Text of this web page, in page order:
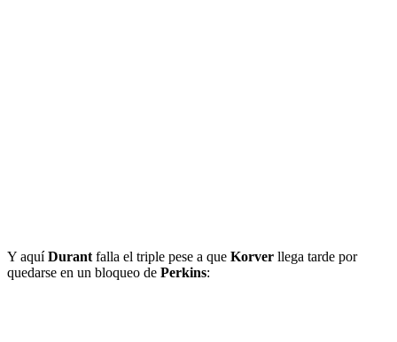
Y aquíDurant falla el triple pese a que Korver llega tarde por
quedarse en un bloqueo de Perkins: